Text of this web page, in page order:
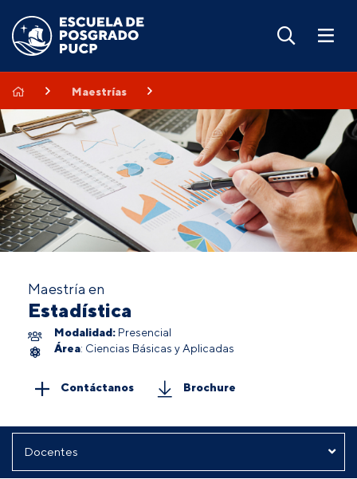
Maestrías
Maestría en
Estadística
Modalidad: Presencial
Área: Ciencias Básicas y Aplicadas
Contáctanos Brochure